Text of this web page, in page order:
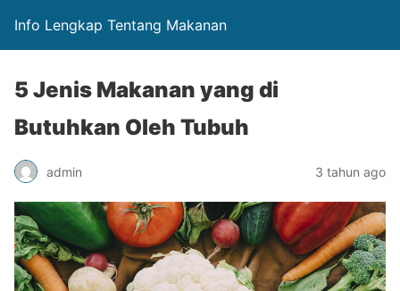
Info Lengkap Tentang Makanan
5 Jenis Makanan yang di
Butuhkan Oleh Tubuh
admin 3 tahun ago